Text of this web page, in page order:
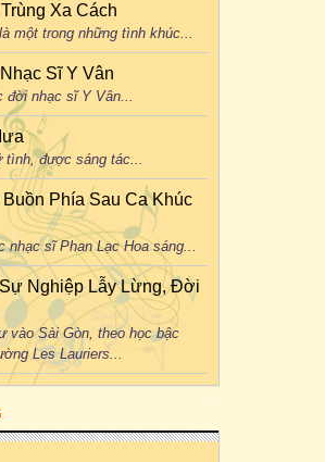
Xa Cách
một trong những tình khúc...
Sĩ Y Vân
đời nhạc sĩ Y Vân...
tình, được sáng tác...
Phía Sau Ca Khúc
nhạc sĩ Phan Lạc Hoa sáng...
Nghiệp Lẫy Lừng, Đời
vào Sài Gòn, theo học bậc
Les Lauriers...